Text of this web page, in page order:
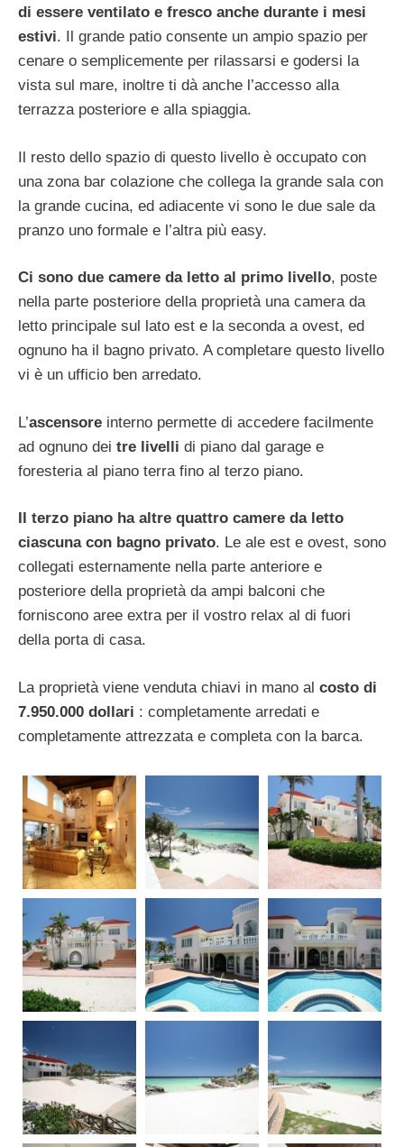
di essere ventilato e fresco anche durante i mesi
estivi. Il grande patio consente un ampio spazio per
cenare o semplicemente per rilassarsi e godersi la
vista sul mare, inoltre ti dà anche l’accesso alla
terrazza posteriore e alla spiaggia.
Il resto dello spazio di questo livello è occupato con
una zona bar colazione che collega la grande sala con
la grande cucina, ed adiacente vi sono le due sale da
pranzo uno formale e l’altra più easy.
Ci sono due camere da letto al primo livello, poste
nella parte posteriore della proprietà una camera da
letto principale sul lato est e la seconda a ovest, ed
ognuno ha il bagno privato. A completare questo livello
vi è un ufficio ben arredato.
L’ascensore interno permette di accedere facilmente
ad ognuno dei tre livelli di piano dal garage e
foresteria al piano terra fino al terzo piano.
Il terzo piano ha altre quattro camere da letto
ciascuna con bagno privato. Le ale est e ovest, sono
collegati esternamente nella parte anteriore e
posteriore della proprietà da ampi balconi che
forniscono aree extra per il vostro relax al di fuori
della porta di casa.
La proprietà viene venduta chiavi in mano al costo di
7.950.000 dollari : completamente arredati e
completamente attrezzata e completa con la barca.